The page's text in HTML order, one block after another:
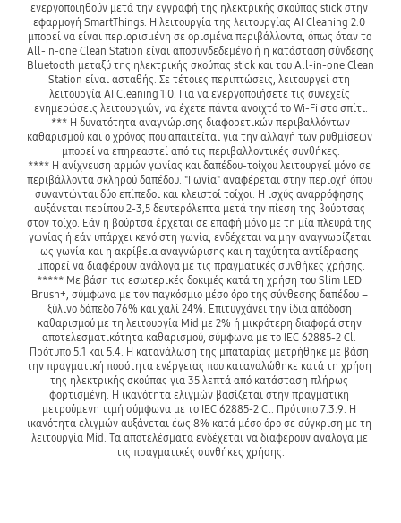
ενεργοποιηθούν μετά την εγγραφή της ηλεκτρικής σκούπας stick στην
εφαρμογή SmartThings. Η λειτουργία της λειτουργίας AI Cleaning 2.0
μπορεί να είναι περιορισμένη σε ορισμένα περιβάλλοντα, όπως όταν το
All-in-one Clean Station είναι αποσυνδεδεμένο ή η κατάσταση σύνδεσης
Bluetooth μεταξύ της ηλεκτρικής σκούπας stick και του All-in-one Clean
Station είναι ασταθής. Σε τέτοιες περιπτώσεις, λειτουργεί στη
λειτουργία AI Cleaning 1.0. Για να ενεργοποιήσετε τις συνεχείς
ενημερώσεις λειτουργιών, να έχετε πάντα ανοιχτό το Wi-Fi στο σπίτι.
καθαρισμού και ο χρόνος που απαιτείται για την αλλαγή των ρυθμίσεων
μπορεί να επηρεαστεί από τις περιβαλλοντικές συνθήκες.
**** Η ανίχνευση αρμών γωνίας και δαπέδου-τοίχου λειτουργεί μόνο σε
περιβάλλοντα σκληρού δαπέδου. "Γωνία" αναφέρεται στην περιοχή όπου
συναντώνται δύο επίπεδοι και κλειστοί τοίχοι. Η ισχύς αναρρόφησης
αυξάνεται περίπου 2-3,5 δευτερόλεπτα μετά την πίεση της βούρτσας
στον τοίχο. Εάν η βούρτσα έρχεται σε επαφή μόνο με τη μία πλευρά της
γωνίας ή εάν υπάρχει κενό στη γωνία, ενδέχεται να μην αναγνωρίζεται
ως γωνία και η ακρίβεια αναγνώρισης και η ταχύτητα αντίδρασης
μπορεί να διαφέρουν ανάλογα με τις πραγματικές συνθήκες χρήσης.
***** Με βάση τις εσωτερικές δοκιμές κατά τη χρήση του Slim LED
Brush+, σύμφωνα με τον παγκόσμιο μέσο όρο της σύνθεσης δαπέδου –
ξύλινο δάπεδο 76% και χαλί 24%. Επιτυγχάνει την ίδια απόδοση
καθαρισμού με τη λειτουργία Mid με 2% ή μικρότερη διαφορά στην
αποτελεσματικότητα καθαρισμού, σύμφωνα με το IEC 62885-2 Cl.
Πρότυπο 5.1 και 5.4. Η κατανάλωση της μπαταρίας μετρήθηκε με βάση
την πραγματική ποσότητα ενέργειας που καταναλώθηκε κατά τη χρήση
της ηλεκτρικής σκούπας για 35 λεπτά από κατάσταση πλήρως
φορτισμένη. Η ικανότητα ελιγμών βασίζεται στην πραγματική
μετρούμενη τιμή σύμφωνα με το IEC 62885-2 Cl. Πρότυπο 7.3.9. Η
ικανότητα ελιγμών αυξάνεται έως 8% κατά μέσο όρο σε σύγκριση με τη
λειτουργία Mid. Τα αποτελέσματα ενδέχεται να διαφέρουν ανάλογα με
τις πραγματικές συνθήκες χρήσης.